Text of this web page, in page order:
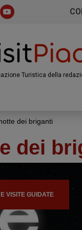
Turistica della
notte dei briganti
dei
VISITE GUIDATE